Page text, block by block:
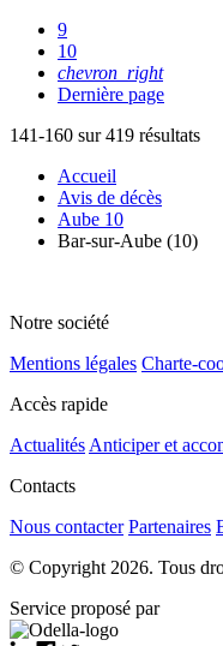
9
10
chevron_right
Dernière page
141-160 sur 419 résultats
Accueil
Avis de décès
Aube 10
Bar-sur-Aube (10)
Notre société
Mentions légales Charte-
Accès rapide
Actualités Anticiper et
Contacts
Nous contacter Partenaires
© Copyright 2026. Tous
Service proposé par